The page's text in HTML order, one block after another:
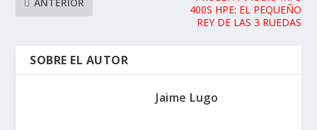
400S HPE: EL PEQUEÑO
REY DE LAS 3 RUEDAS
SOBRE EL AUTOR
Jaime Lugo